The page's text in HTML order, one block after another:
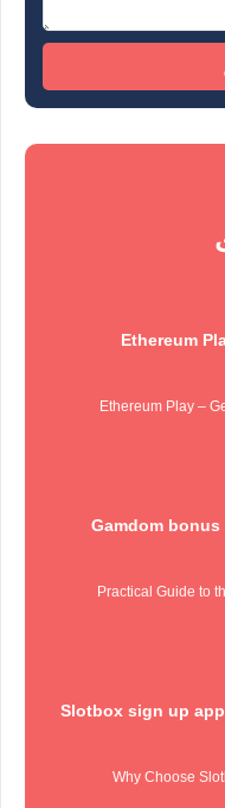
Ethereum
Ethereum Play –
Gamdom
Practical Guide to
Slotbox sign up
Why Choose